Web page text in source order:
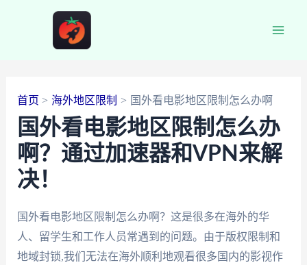
首页 海外地区限制 国外看电影地区限制怎么办啊
国外看电影地区限制怎么办
啊？通过加速器和VPN来解
决！
国外看电影地区限制怎么办啊？这是很多在海外的华
人、留学生和工作人员常遇到的问题。由于版权限制和
地域封锁,我们无法在海外顺利地观看很多国内的影视作